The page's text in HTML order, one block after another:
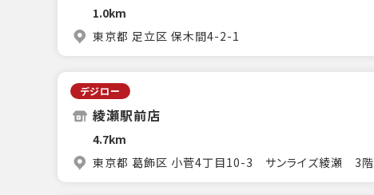
1.0km
東京都 足立区 保木間4-2-1
デジロー
綾瀬駅前店
4.7km
東京都 葛飾区 小菅4丁目10-3 サンライズ綾瀬 3階